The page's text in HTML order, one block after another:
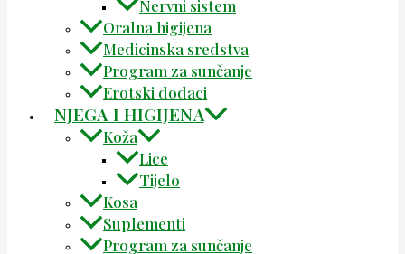
Nervni sistem
Oralna higijena
Medicinska sredstva
Program za sunčanje
Erotski dodaci
NJEGA I HIGIJENA
Koža
Lice
Tijelo
Kosa
Suplementi
Program za sunčanje